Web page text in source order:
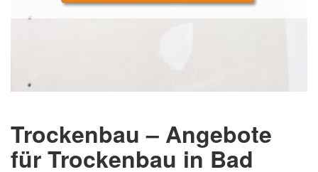
Trockenbau – Angebote
für Trockenbau in Bad